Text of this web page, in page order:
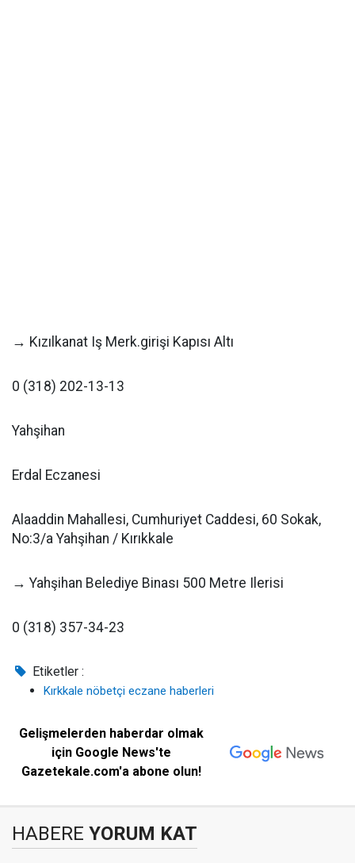
→ Kızılkanat Iş Merk.girişi Kapısı Altı
0 (318) 202-13-13
Yahşihan
Erdal Eczanesi
Alaaddin Mahallesi, Cumhuriyet Caddesi, 60 Sokak,
No:3/a Yahşihan / Kırıkkale
→ Yahşihan Belediye Binası 500 Metre Ilerisi
0 (318) 357-34-23
Etiketler :
Kırkkale nöbetçi eczane haberleri
Gelişmelerden haberdar olmak
için Google News'te
Gazetekale.com'a abone olun!
HABERE YORUM KAT